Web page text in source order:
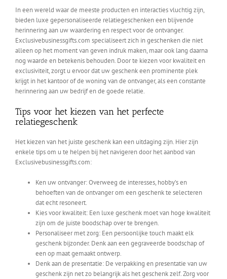
In een wereld waar de meeste producten en interacties vluchtig zijn,
bieden luxe gepersonaliseerde relatiegeschenken een blijvende
herinnering aan uw waardering en respect voor de ontvanger.
Exclusivebusinessgifts.com specialiseert zich in geschenken die niet
alleen op het moment van geven indruk maken, maar ook lang daarna
nog waarde en betekenis behouden. Door te kiezen voor kwaliteit en
exclusiviteit, zorgt u ervoor dat uw geschenk een prominente plek
krijgt in het kantoor of de woning van de ontvanger, als een constante
herinnering aan uw bedrijf en de goede relatie.
Tips voor het kiezen van het perfecte
relatiegeschenk
Het kiezen van het juiste geschenk kan een uitdaging zijn. Hier zijn
enkele tips om u te helpen bij het navigeren door het aanbod van
Exclusivebusinessgifts.com:
Ken uw ontvanger:Overweeg de interesses, hobby’s en
behoeften van de ontvanger om een geschenk te selecteren
dat echt resoneert.
Kies voor kwaliteit: Een luxe geschenk moet van hoge kwaliteit
zijn om de juiste boodschap over te brengen.
Personaliseer met zorg: Een persoonlijke touch maakt elk
geschenk bijzonder. Denk aan een gegraveerde boodschap of
een op maat gemaakt ontwerp.
Denk aan de presentatie: De verpakking en presentatie van uw
geschenk zijn net zo belangrijk als het geschenk zelf. Zorg voor